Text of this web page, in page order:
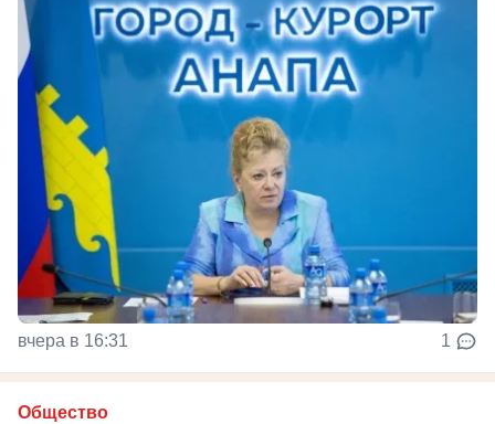
вчера в 16:31 1
Общество